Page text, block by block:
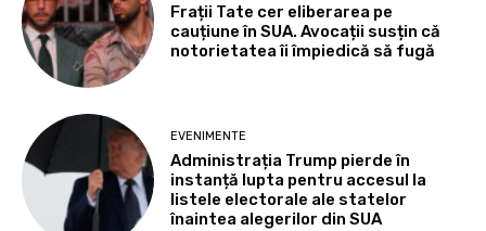
Frații Tate cer eliberarea pe
cauțiune în SUA. Avocații susțin că
notorietatea îi împiedică să fugă
EVENIMENTE
Administrația Trump pierde în
instanță lupta pentru accesul la
listele electorale ale statelor
înaintea alegerilor din SUA